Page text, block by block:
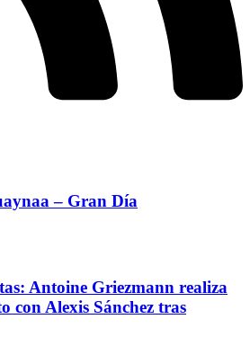
– Gran Día
Antoine Griezmann realiza
con Alexis Sánchez tras